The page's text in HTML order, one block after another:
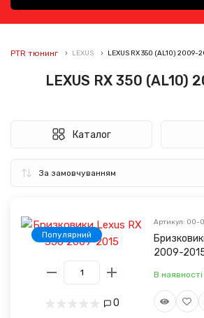
PTR тюнинг LEXUS LEXUS RX 350 (AL10) 2009-
LEXUS RX 350 (AL10)
Каталог
Популярний
0
Артикул: 00-
2009-
В наявності